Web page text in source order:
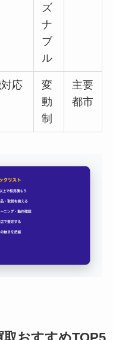
ズ
ナ
ブ
ル
応
変
動
制
主要
都市